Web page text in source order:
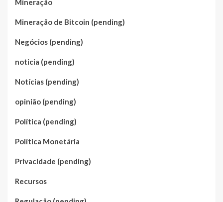
Mineração
Mineração de Bitcoin (pending)
Negócios (pending)
noticia (pending)
Notícias (pending)
opinião (pending)
Política (pending)
Política Monetária
Privacidade (pending)
Recursos